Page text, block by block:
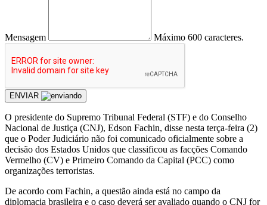
Mensagem Máximo 600 caracteres.
ENVIAR
O presidente do Supremo Tribunal Federal (STF) e do Conselho
Nacional de Justiça (CNJ), Edson Fachin, disse nesta terça-feira (2)
que o Poder Judiciário não foi comunicado oficialmente sobre a
decisão dos Estados Unidos que classificou as facções Comando
Vermelho (CV) e Primeiro Comando da Capital (PCC) como
organizações terroristas.
De acordo com Fachin, a questão ainda está no campo da
diplomacia brasileira e o caso deverá ser avaliado quando o CNJ for